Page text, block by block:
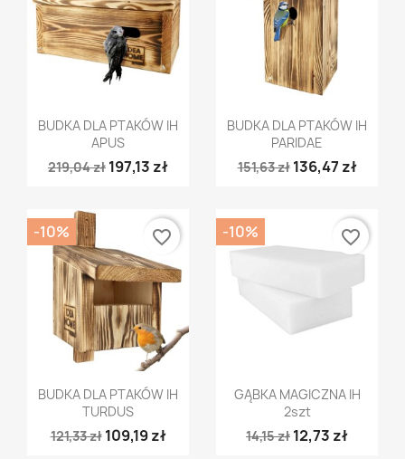
Szybki podgląd
BUDKA DLA PTAKÓW IH
APUS
219,04 zł 197,13 zł
Szybki podgląd
BUDKA DLA PTAKÓW IH
PARIDAE
151,63 zł 136,47 zł
Szybki podgląd
BUDKA DLA PTAKÓW IH
TURDUS
121,33 zł 109,19 zł
-10% favorite_border
Szybki podgląd
GĄBKA MAGICZNA IH
2szt
14,15 zł 12,73 zł
-10% favorite_border